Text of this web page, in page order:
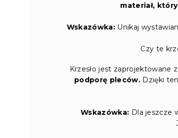
materiał,
Wskazówka:Unikaj
Czy te
Krzesło jest zaprojektowane
podporę pleców. Dzięki
Wskazówka: Dla jeszcze